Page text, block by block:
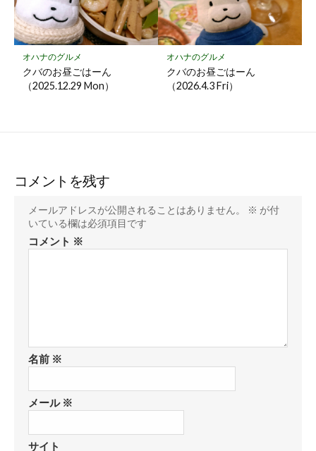
オハナのグルメ
クバのお昼ごはーん
（2025.12.29 Mon）
オハナのグルメ
クバのお昼ごはーん
（2026.4.3 Fri）
コメントを残す
メールアドレスが公開されることはありません。 ※ が付
いている欄は必須項目です
コメント ※
名前 ※
メール ※
サイト